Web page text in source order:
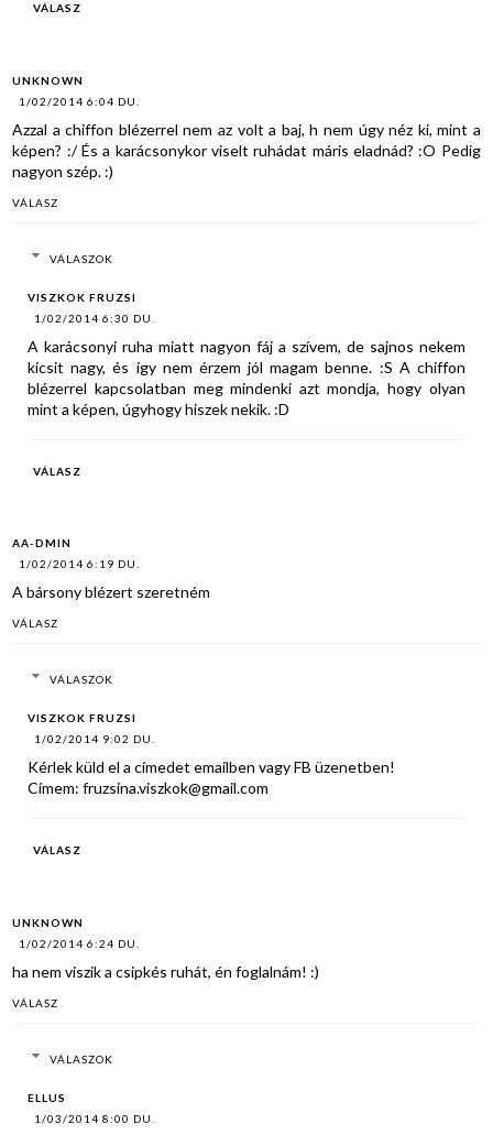
VÁLASZ
UNKNOWN
1/02/2014 6:04 DU.
Azzal a chiffon blézerrel nem az volt a baj, h nem úgy néz ki, mint a
képen? :/ És a karácsonykor viselt ruhádat máris eladnád? :O Pedig
nagyon szép. :)
VÁLASZ
VÁLASZOK
VISZKOK FRUZSI
1/02/2014 6:30 DU.
A karácsonyi ruha miatt nagyon fáj a szívem, de sajnos nekem
kicsit nagy, és így nem érzem jól magam benne. :S A chiffon
blézerrel kapcsolatban meg mindenki azt mondja, hogy olyan
mint a képen, úgyhogy hiszek nekik. :D
VÁLASZ
AA-DMIN
1/02/2014 6:19 DU.
A bársony blézert szeretném
VÁLASZ
VÁLASZOK
VISZKOK FRUZSI
1/02/2014 9:02 DU.
Kérlek küld el a címedet emailben vagy FB üzenetben!
Címem: fruzsina.viszkok@gmail.com
VÁLASZ
UNKNOWN
1/02/2014 6:24 DU.
ha nem viszik a csipkés ruhát, én foglalnám! :)
VÁLASZ
VÁLASZOK
ELLUS
1/03/2014 8:00 DU.